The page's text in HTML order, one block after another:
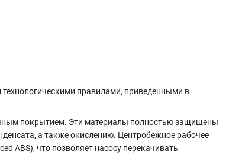
правилами, приведенными в
покрытием. Эти материалы полностью защищены
а также окислению. Центробежное рабочее
ABS), что позволяет насосу перекачивать